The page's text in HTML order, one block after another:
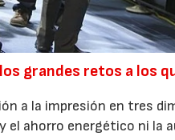
grandes retos a los
a la impresión en tres
el ahorro energético ni la